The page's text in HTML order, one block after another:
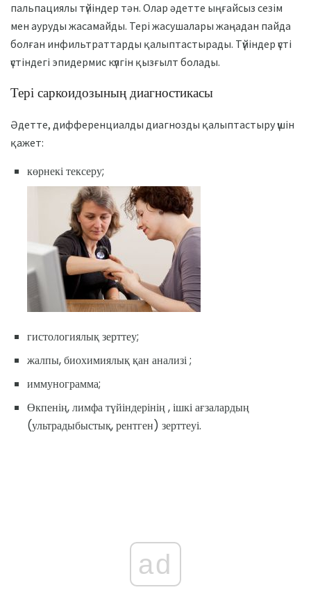
пальпациялы түйіндер тән. Олар әдетте ыңғайсыз сезім
мен ауруды жасамайды. Тері жасушалары жаңадан пайда
болған инфильтраттарды қалыптастырады. Түйіндер үсті
үстіндегі эпидермис күлгін қызғылт болады.
Тері саркоидозының диагностикасы
Әдетте, дифференциалды диагнозды қалыптастыру үшін
қажет:
көрнекі тексеру;
гистологиялық зерттеу;
жалпы, биохимиялық қан анализі ;
иммунограмма;
Өкпенің, лимфа түйіндерінің , ішкі ағзалардың
(ультрадыбыстық, рентген) зерттеуі.
ad